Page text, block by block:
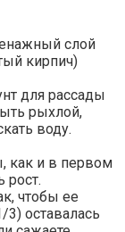
слой
кирпич)
для рассады
рыхлой,
воду.
как и в первом
рост.
чтобы ее
3) оставалась